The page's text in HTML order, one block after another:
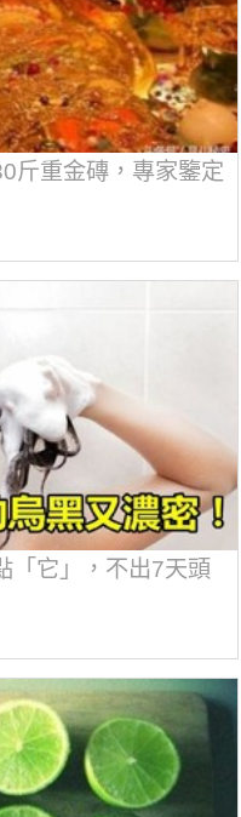
斤重金磚，專家鑒定
「它」，不出7天頭